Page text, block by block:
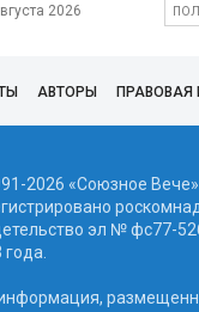
2026
АВТОРЫ
2026 «Союзное
эл № фc77-
года.